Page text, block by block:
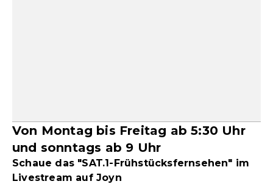
Von Montag bis Freitag ab 5:30 Uhr
und sonntags ab 9 Uhr
Schaue das "SAT.1-Frühstücksfernsehen" im
Livestream auf Joyn